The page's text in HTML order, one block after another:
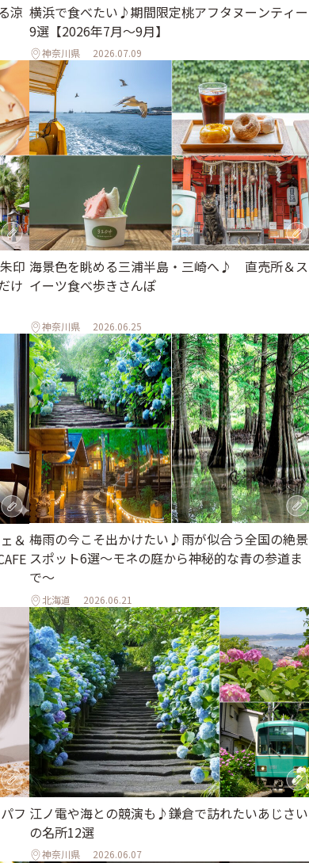
涼 横浜で食べたい♪期間限定桃アフタヌーンティー
9選【2026年7月～9月】
神奈川県 2026.07.09
印
け
海景色を眺める三浦半島・三崎へ♪ 直売所＆ス
イーツ食べ歩きさんぽ
神奈川県 2026.06.25
＆ 梅雨の今こそ出かけたい♪雨が似合う全国の絶景
スポット6選～モネの庭から神秘的な青の参道ま
で～
北海道 2026.06.21
フ 江ノ電や海との競演も♪鎌倉で訪れたいあじさい
の名所12選
神奈川県 2026.06.07